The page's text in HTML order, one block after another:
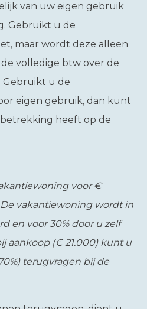
van uw eigen gebruik
Gebruikt u de
maar wordt deze alleen
volledige btw over de
Gebruikt u de
eigen gebruik, dan kunt
heeft op de
voor €
De vakantiewoning wordt in
en voor 30% door u zelf
aankoop (€ 21.000) kunt u
terugvragen bij de